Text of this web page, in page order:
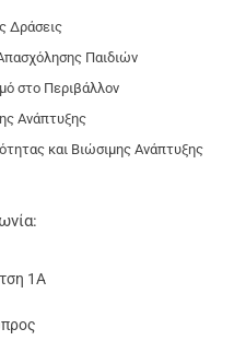
Δράσεις
Παιδιών
στο Περιβάλλον
Ανάπτυξης
και Βιώσιμης Ανάπτυξης
1Α